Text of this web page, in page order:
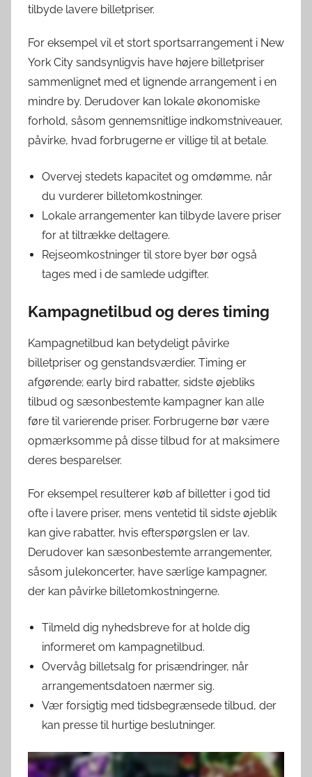
tilbyde lavere billetpriser.
For eksempel vil et stort sportsarrangement i New
York City sandsynligvis have højere billetpriser
sammenlignet med et lignende arrangement i en
mindre by. Derudover kan lokale økonomiske
forhold, såsom gennemsnitlige indkomstniveauer,
påvirke, hvad forbrugerne er villige til at betale.
Overvej stedets kapacitet og omdømme, når
du vurderer billetomkostninger.
Lokale arrangementer kan tilbyde lavere priser
for at tiltrække deltagere.
Rejseomkostninger til store byer bør også
tages med i de samlede udgifter.
Kampagnetilbud og deres timing
Kampagnetilbud kan betydeligt påvirke
billetpriser og genstandsværdier. Timing er
afgørende; early bird rabatter, sidste øjebliks
tilbud og sæsonbestemte kampagner kan alle
føre til varierende priser. Forbrugerne bør være
opmærksomme på disse tilbud for at maksimere
deres besparelser.
For eksempel resulterer køb af billetter i god tid
ofte i lavere priser, mens ventetid til sidste øjeblik
kan give rabatter, hvis efterspørgslen er lav.
Derudover kan sæsonbestemte arrangementer,
såsom julekoncerter, have særlige kampagner,
der kan påvirke billetomkostningerne.
Tilmeld dig nyhedsbreve for at holde dig
informeret om kampagnetilbud.
Overvåg billetsalg for prisændringer, når
arrangementsdatoen nærmer sig.
Vær forsigtig med tidsbegrænsede tilbud, der
kan presse til hurtige beslutninger.